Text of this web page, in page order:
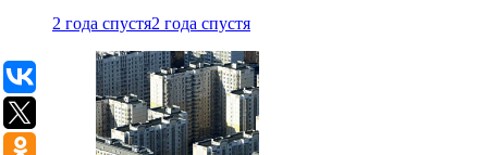
2 года спустя2 года спустя